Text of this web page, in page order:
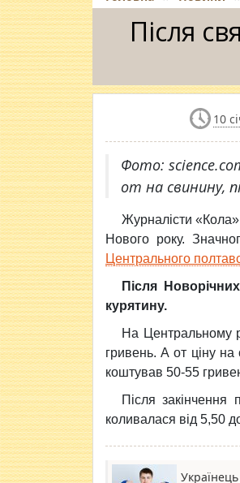
Після
10
Фото:
от на свинину,
Журналісти
Нового року.
Центрального
Після
курятину.
На Центральному
гривень. А от ціну
коштував 50-55
Після
коливалася від 5,50